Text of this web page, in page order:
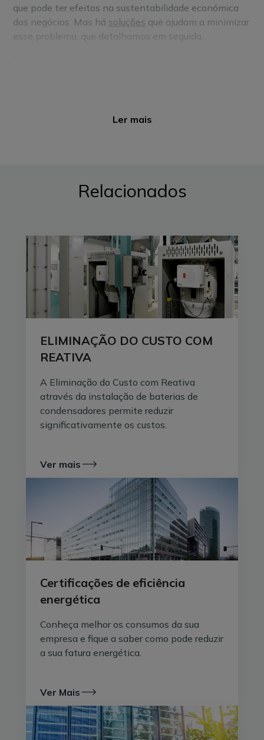
que pode ter efeitos na sustentabilidade económica
dos negócios. Mas há soluções que ajudam a minimizar
esse problema, que detalhamos em seguida.
campos eletromagnéticos indispensáveis ao
ocupado por mais energia ativa disponível. A energia
Uma analogia comum é a do copo de cerveja: A
beber, ao contrário do líquido, a energia ativa. Por outro
lado, se a espuma que sai fora não tem grande
impacto na cerveja que se está a beber, a energia
reativa tem, pois implica custos que são depois
notados na fatura.
Como é faturada a energia reativa?
O grau de eficiência de uma instalação elétrica,
medido pelo fator de potência, é impactado
negativamente pelo consumo de energia reativa. O
fator de potência varia entre 0 e 1, sendo
eficiência energética e o aproveitamento do
sistema elétrico se estiver mais perto
de eficiência baixa na mesma medida em que a
A título de exemplo, se o consumo de energia reativa
de uma instalação representar 30% do consumo de
energia ativa, isso significa que o grau de eficiência da
Ler mais
Relacionados
ELIMINAÇÃO DO CUSTO COM
REATIVA
A Eliminação do Custo com Reativa
através da instalação de baterias de
condensadores permite reduzir
significativamente os custos.
Ver mais
Certificações de eficiência
energética
Conheça melhor os consumos da sua
empresa e fique a saber como pode reduzir
a sua fatura energética.
Ver Mais